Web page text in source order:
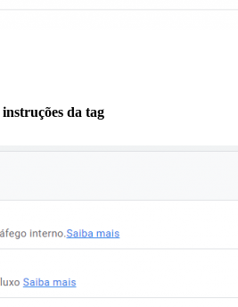
instruções da tag